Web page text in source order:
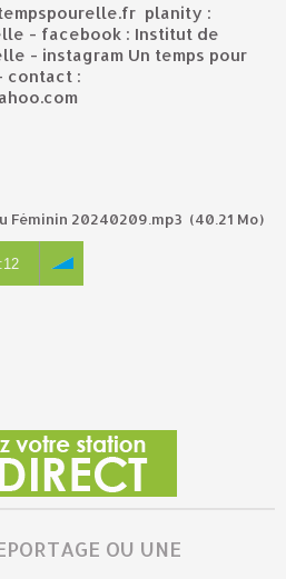
planity :
- facebook : Institut de
- instagram Un temps pour
contact :
Féminin 20240209.mp3 (40.21 Mo)
OU UNE